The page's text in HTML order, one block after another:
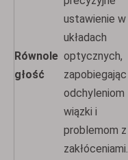
Równole
głość
ustawienie w
układach
optycznych,
zapobiegając
odchyleniom
wiązki i
problemom z
zakłóceniami.